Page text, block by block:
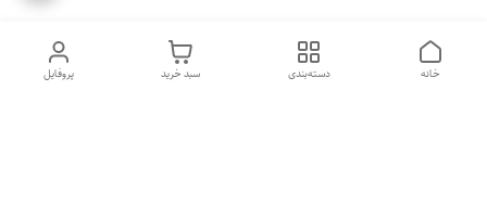
پروفایل سبد خرید دسته‌بندی خانه